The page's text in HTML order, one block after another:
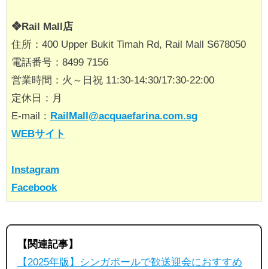
❖Rail Mall店
住所：400 Upper Bukit Timah Rd, Rail Mall S678050
電話番号：8499 7156
営業時間：火～日祝 11:30-14:30/17:30-22:00
定休日：月
E-mail： RailMall@acquaefarina.com.sg
WEBサイト
Instagram
Facebook
【関連記事】
【2025年版】シンガポールで歓送迎会におすすめ